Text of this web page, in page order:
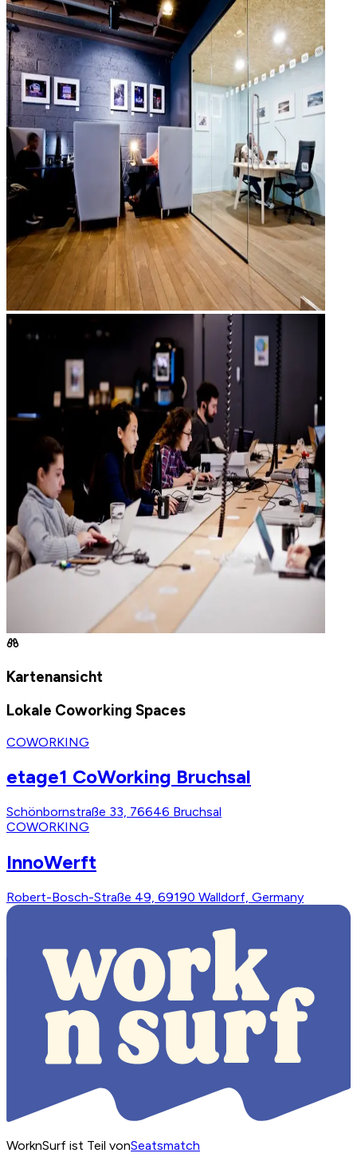
Kartenansicht
Lokale Coworking Spaces
COWORKING
etage1 CoWorking Bruchsal
Schönbornstraße 33, 76646 Bruchsal
COWORKING
InnoWerft
Robert-Bosch-Straße 49, 69190 Walldorf, Germany
WorknSurf ist Teil vonSeatsmatch